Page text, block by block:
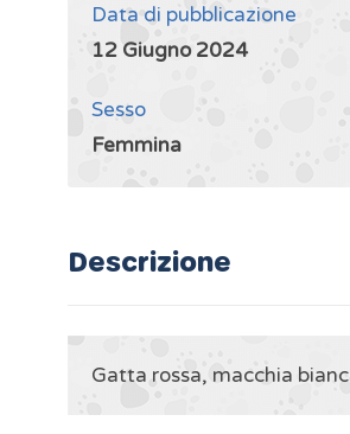
Data di pubblicazione
12 Giugno 2024
Sesso
Femmina
Descrizione
Gatta rossa, macchia